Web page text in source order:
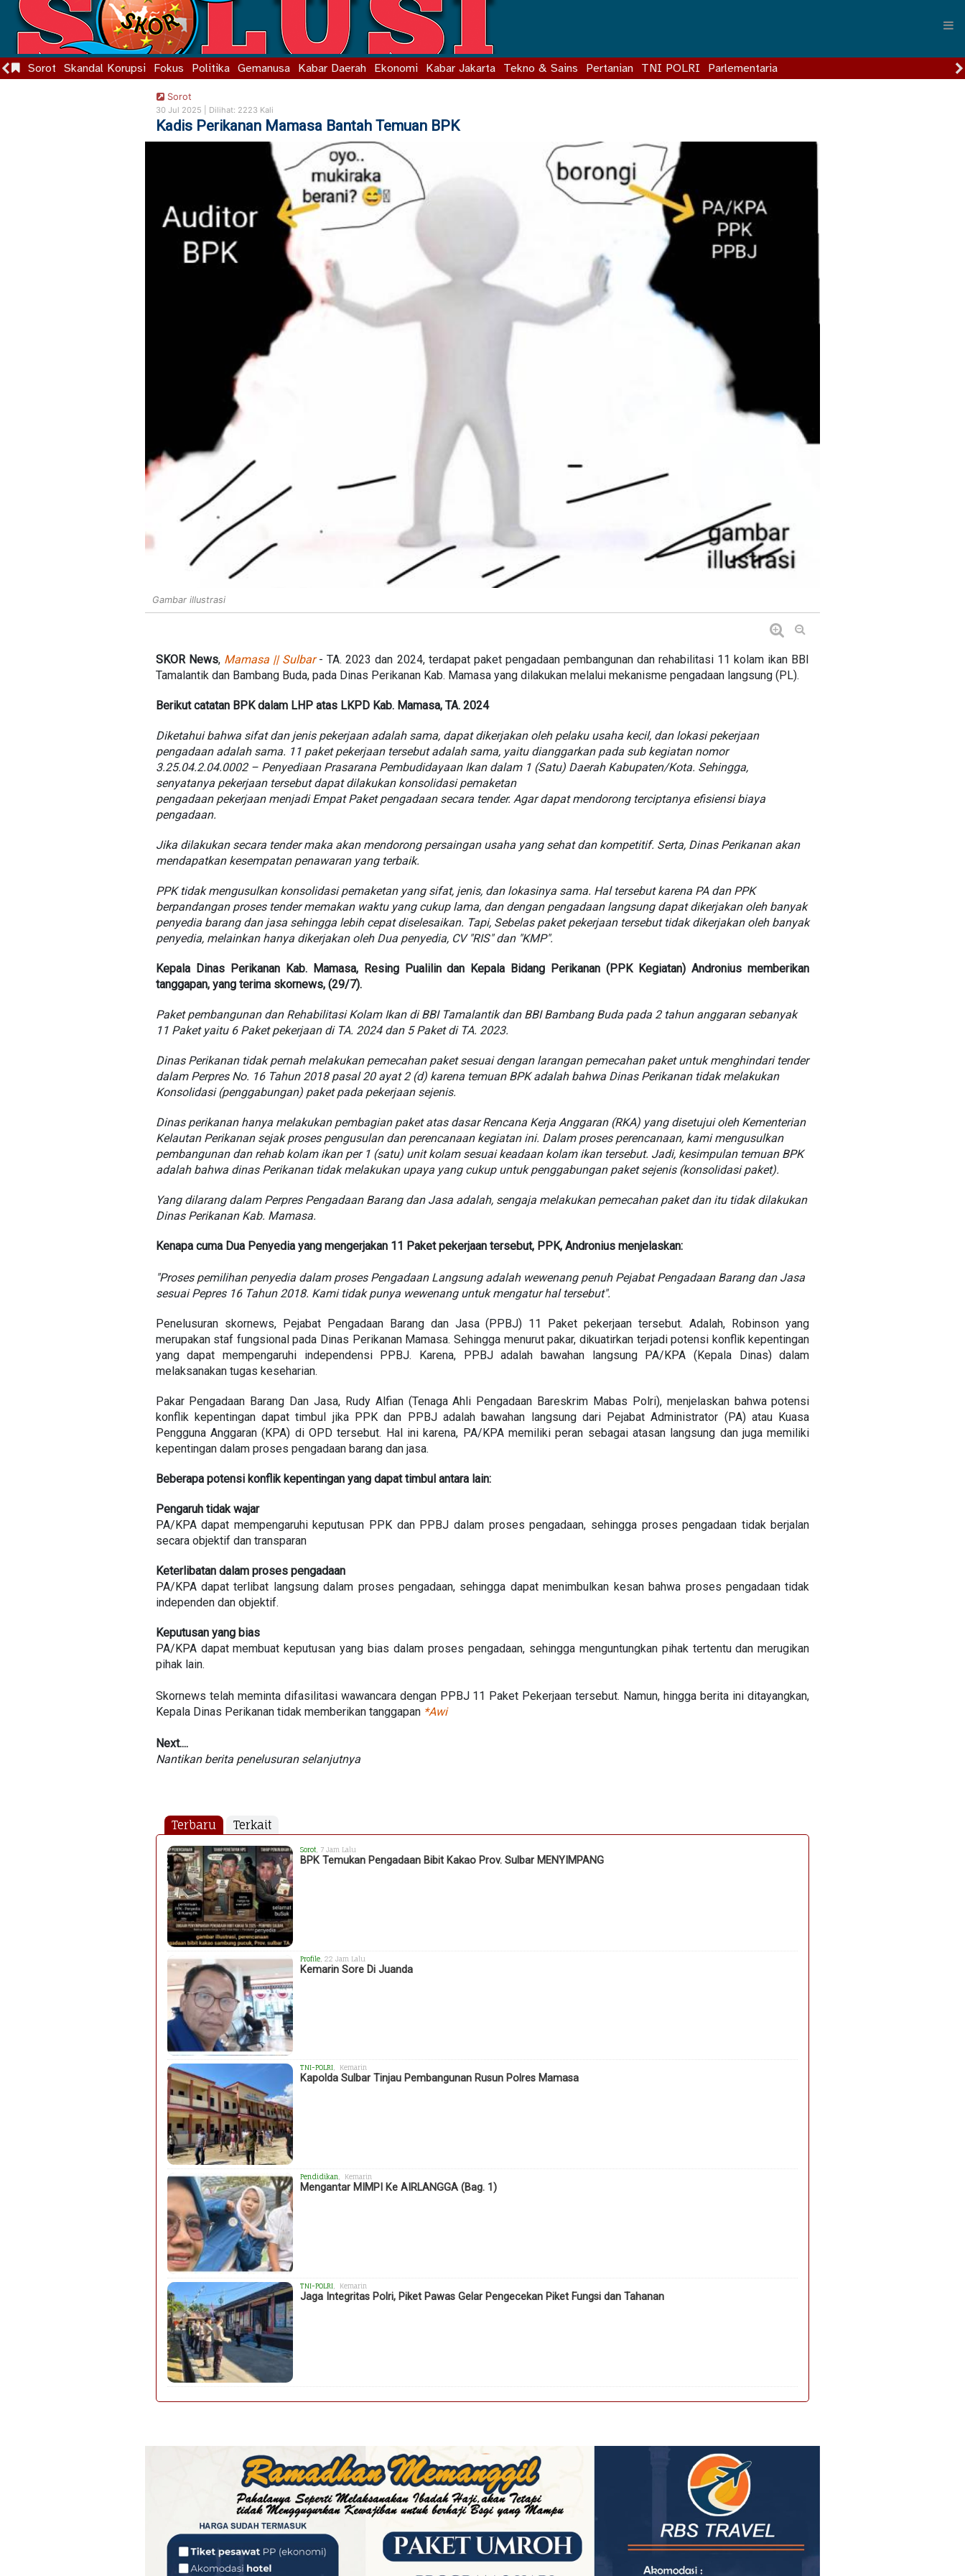
Sorot Skandal Korupsi Fokus Politika Gemanusa Kabar Daerah Ekonomi Kabar Jakarta Tekno & Sains Pertanian TNI POLRI Parlementaria
Sorot
30 Jul 2025 | Dilihat: 2223 Kali
Kadis Perikanan Mamasa Bantah Temuan BPK
Gambar illustrasi
SKOR News, Mamasa || Sulbar - TA. 2023 dan 2024, terdapat paket pengadaan pembangunan dan rehabilitasi 11 kolam ikan BBI
Tamalantik dan Bambang Buda, pada Dinas Perikanan Kab. Mamasa yang dilakukan melalui mekanisme pengadaan langsung (PL).
Berikut catatan BPK dalam LHP atas LKPD Kab. Mamasa, TA. 2024
Diketahui bahwa sifat dan jenis pekerjaan adalah sama, dapat dikerjakan oleh pelaku usaha kecil, dan lokasi pekerjaan
pengadaan adalah sama. 11 paket pekerjaan tersebut adalah sama, yaitu dianggarkan pada sub kegiatan nomor
3.25.04.2.04.0002 – Penyediaan Prasarana Pembudidayaan Ikan dalam 1 (Satu) Daerah Kabupaten/Kota. Sehingga,
senyatanya pekerjaan tersebut dapat dilakukan konsolidasi pemaketan
pengadaan pekerjaan menjadi Empat Paket pengadaan secara tender. Agar dapat mendorong terciptanya efisiensi biaya
pengadaan.
Jika dilakukan secara tender maka akan mendorong persaingan usaha yang sehat dan kompetitif. Serta, Dinas Perikanan akan
mendapatkan kesempatan penawaran yang terbaik.
PPK tidak mengusulkan konsolidasi pemaketan yang sifat, jenis, dan lokasinya sama. Hal tersebut karena PA dan PPK
berpandangan proses tender memakan waktu yang cukup lama, dan dengan pengadaan langsung dapat dikerjakan oleh banyak
penyedia barang dan jasa sehingga lebih cepat diselesaikan. Tapi, Sebelas paket pekerjaan tersebut tidak dikerjakan oleh banyak
penyedia, melainkan hanya dikerjakan oleh Dua penyedia, CV "RIS" dan "KMP".
Kepala Dinas Perikanan Kab. Mamasa, Resing Pualilin dan Kepala Bidang Perikanan (PPK Kegiatan) Andronius memberikan
tanggapan, yang terima skornews, (29/7).
Paket pembangunan dan Rehabilitasi Kolam Ikan di BBI Tamalantik dan BBI Bambang Buda pada 2 tahun anggaran sebanyak
11 Paket yaitu 6 Paket pekerjaan di TA. 2024 dan 5 Paket di TA. 2023.
Dinas Perikanan tidak pernah melakukan pemecahan paket sesuai dengan larangan pemecahan paket untuk menghindari tender
dalam Perpres No. 16 Tahun 2018 pasal 20 ayat 2 (d) karena temuan BPK adalah bahwa Dinas Perikanan tidak melakukan
Konsolidasi (penggabungan) paket pada pekerjaan sejenis.
Dinas perikanan hanya melakukan pembagian paket atas dasar Rencana Kerja Anggaran (RKA) yang disetujui oleh Kementerian
Kelautan Perikanan sejak proses pengusulan dan perencanaan kegiatan ini. Dalam proses perencanaan, kami mengusulkan
pembangunan dan rehab kolam ikan per 1 (satu) unit kolam sesuai keadaan kolam ikan tersebut. Jadi, kesimpulan temuan BPK
adalah bahwa dinas Perikanan tidak melakukan upaya yang cukup untuk penggabungan paket sejenis (konsolidasi paket).
Yang dilarang dalam Perpres Pengadaan Barang dan Jasa adalah, sengaja melakukan pemecahan paket dan itu tidak dilakukan
Dinas Perikanan Kab. Mamasa.
Kenapa cuma Dua Penyedia yang mengerjakan 11 Paket pekerjaan tersebut, PPK, Andronius menjelaskan:
"Proses pemilihan penyedia dalam proses Pengadaan Langsung adalah wewenang penuh Pejabat Pengadaan Barang dan Jasa
sesuai Pepres 16 Tahun 2018. Kami tidak punya wewenang untuk mengatur hal tersebut".
Penelusuran skornews, Pejabat Pengadaan Barang dan Jasa (PPBJ) 11 Paket pekerjaan tersebut. Adalah, Robinson yang
merupakan staf fungsional pada Dinas Perikanan Mamasa. Sehingga menurut pakar, dikuatirkan terjadi potensi konflik kepentingan
yang dapat mempengaruhi independensi PPBJ. Karena, PPBJ adalah bawahan langsung PA/KPA (Kepala Dinas) dalam
melaksanakan tugas keseharian.
Pakar Pengadaan Barang Dan Jasa, Rudy Alfian (Tenaga Ahli Pengadaan Bareskrim Mabas Polri), menjelaskan bahwa potensi
konflik kepentingan dapat timbul jika PPK dan PPBJ adalah bawahan langsung dari Pejabat Administrator (PA) atau Kuasa
Pengguna Anggaran (KPA) di OPD tersebut. Hal ini karena, PA/KPA memiliki peran sebagai atasan langsung dan juga memiliki
kepentingan dalam proses pengadaan barang dan jasa.
Beberapa potensi konflik kepentingan yang dapat timbul antara lain:
Pengaruh tidak wajar
PA/KPA dapat mempengaruhi keputusan PPK dan PPBJ dalam proses pengadaan, sehingga proses pengadaan tidak berjalan
secara objektif dan transparan
Keterlibatan dalam proses pengadaan
PA/KPA dapat terlibat langsung dalam proses pengadaan, sehingga dapat menimbulkan kesan bahwa proses pengadaan tidak
independen dan objektif.
Keputusan yang bias
PA/KPA dapat membuat keputusan yang bias dalam proses pengadaan, sehingga menguntungkan pihak tertentu dan merugikan
pihak lain.
Skornews telah meminta difasilitasi wawancara dengan PPBJ 11 Paket Pekerjaan tersebut. Namun, hingga berita ini ditayangkan,
Kepala Dinas Perikanan tidak memberikan tanggapan *Awi
Next....
Nantikan berita penelusuran selanjutnya
Terbaru Terkait
Sorot , 7 Jam Lalu
BPK Temukan Pengadaan Bibit Kakao Prov. Sulbar MENYIMPANG
Profile , 22 Jam Lalu
Kemarin Sore Di Juanda
TNI-POLRI, Kemarin
Kapolda Sulbar Tinjau Pembangunan Rusun Polres Mamasa
Pendidikan , Kemarin
Mengantar MIMPI Ke AIRLANGGA (Bag. 1)
TNI-POLRI , Kemarin
Jaga Integritas Polri, Piket Pawas Gelar Pengecekan Piket Fungsi dan Tahanan